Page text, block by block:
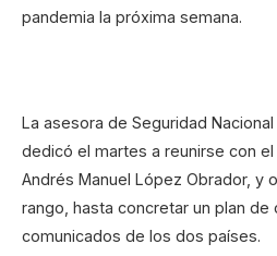
pandemia la próxima semana.
La asesora de Seguridad
dedicó el martes a reunirse con
Andrés Manuel López Obrador, y
rango, hasta concretar un plan de
comunicados de los dos países.